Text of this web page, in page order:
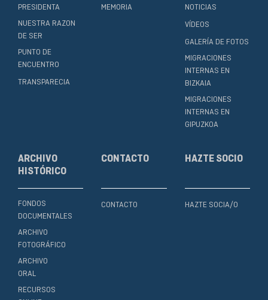
PRESIDENTA
NUESTRA RAZON
DE SER
PUNTO DE
ENCUENTRO
TRANSPARECIA
MEMORIA
NOTICIAS
VÍDEOS
GALERÍA DE FOTOS
MIGRACIONES
INTERNAS EN
BIZKAIA
MIGRACIONES
INTERNAS EN
GIPUZKOA
ARCHIVO
HISTÓRICO
FONDOS
DOCUMENTALES
ARCHIVO
FOTOGRÁFICO
ARCHIVO
ORAL
RECURSOS
CONTACTO
CONTACTO
HAZTE SOCIO
HAZTE SOCIA/O